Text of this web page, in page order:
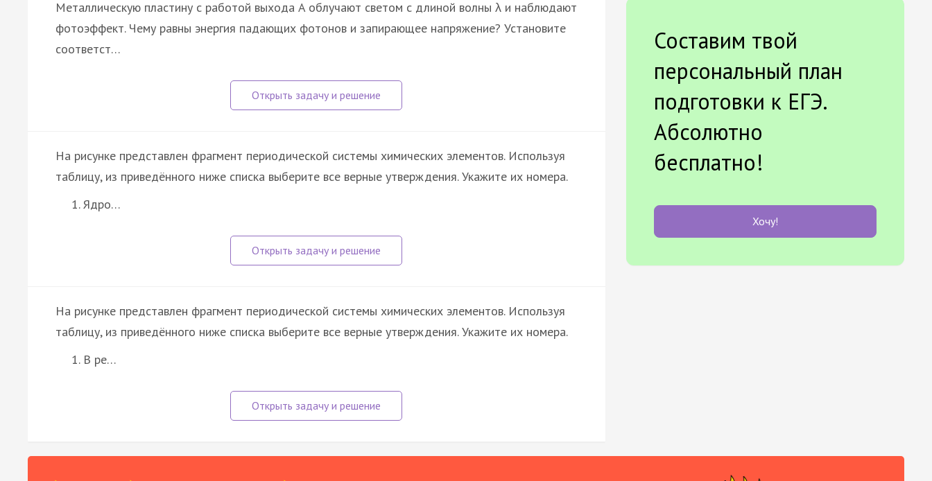
Металлическую пластину с работой выхода A облучают светом с длиной волны λ и наблюдают
фотоэффект. Чему равны энергия падающих фотонов и запирающее напряжение? Установите
соответст…
На рисунке представлен фрагмент периодической системы химических элементов. Используя
таблицу, из приведённого ниже списка выберите все верные утверждения. Укажите их номера.
Ядро…
На рисунке представлен фрагмент периодической системы химических элементов. Используя
таблицу, из приведённого ниже списка выберите все верные утверждения. Укажите их номера.
В ре…
Составим твой
персональный план
подготовки к ЕГЭ.
Абсолютно
бесплатно!
Хочу!